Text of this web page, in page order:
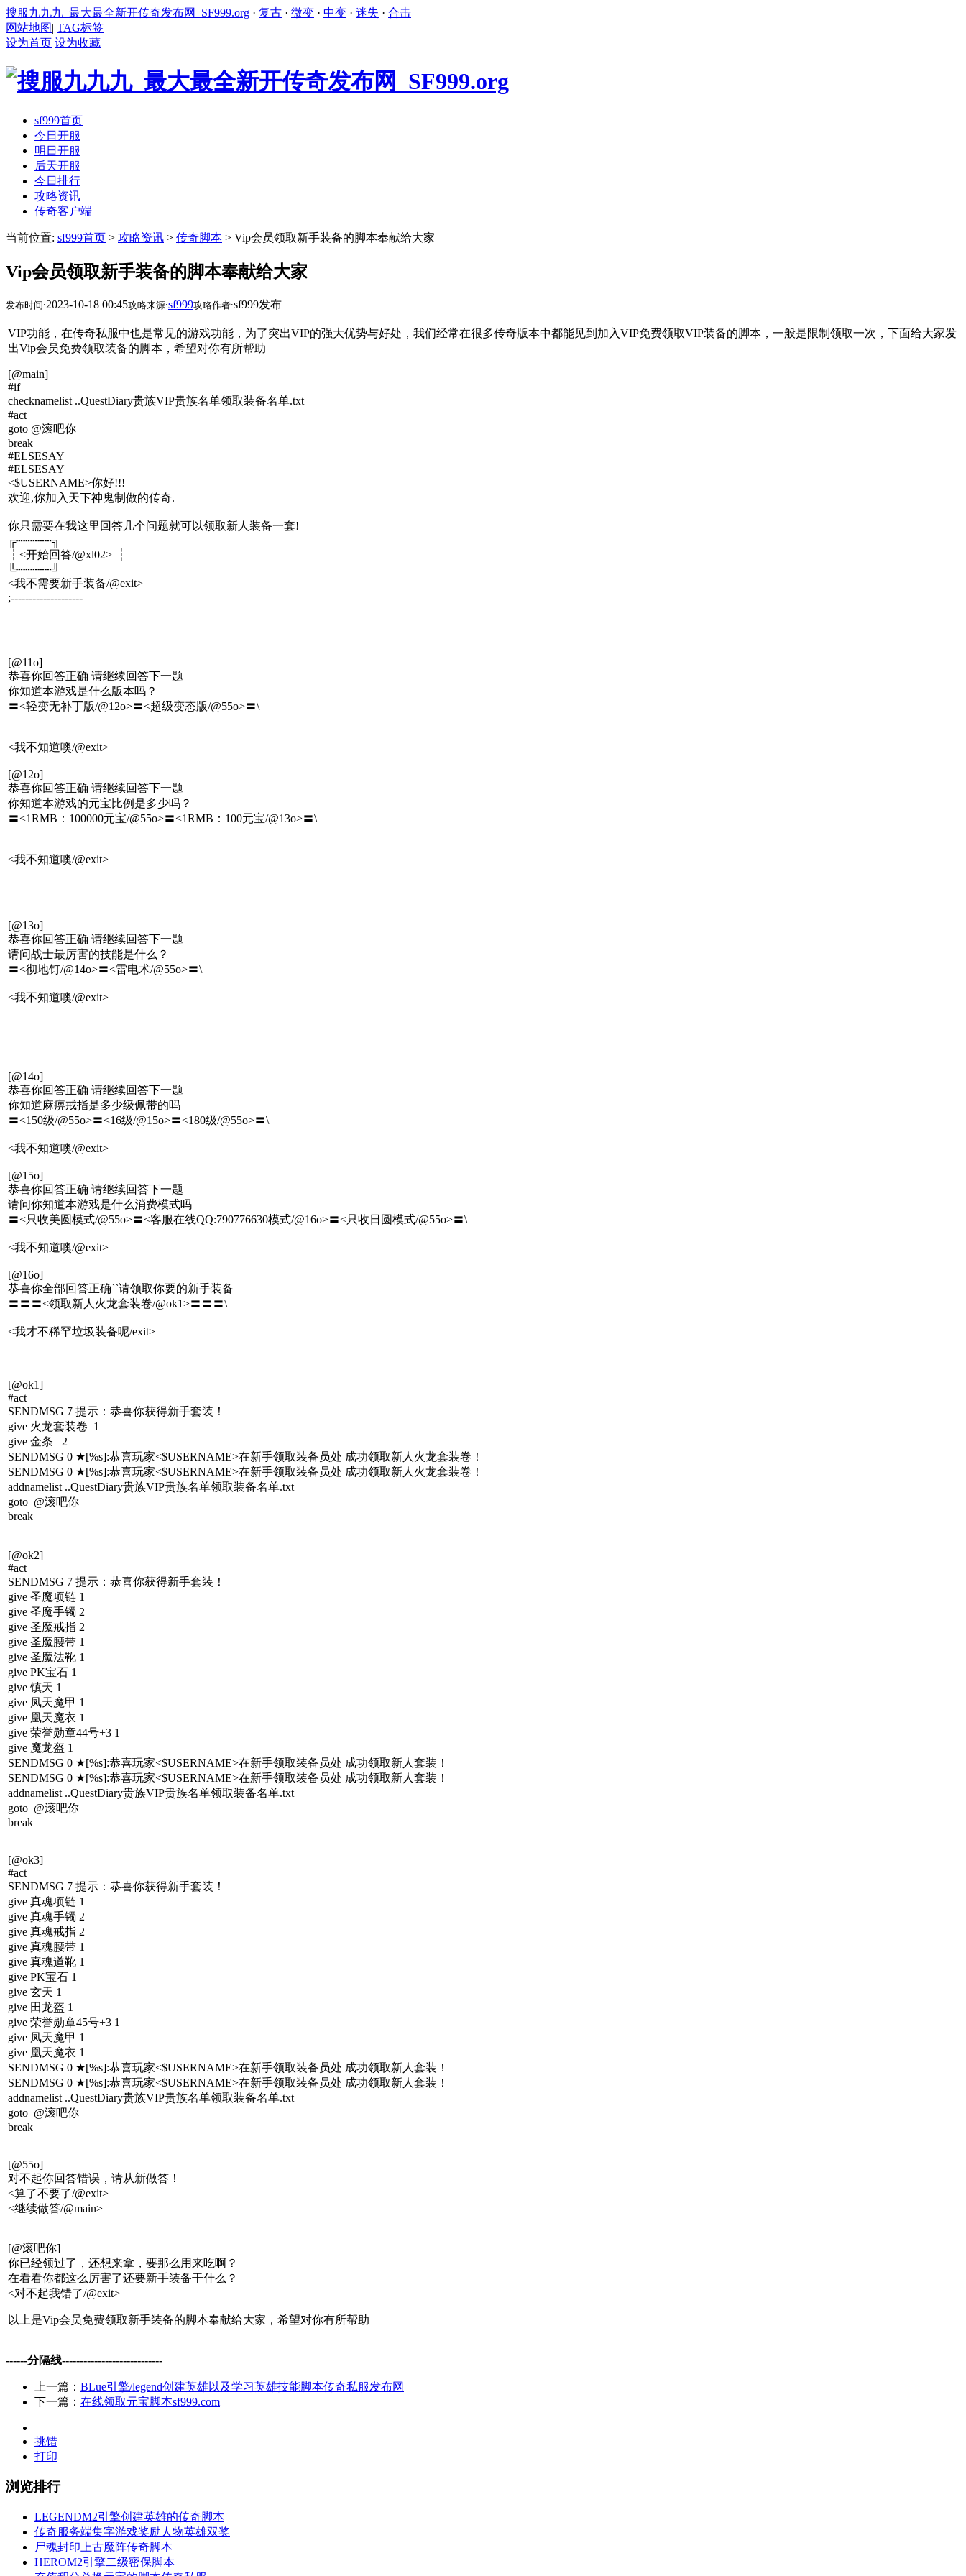
搜服九九九_最大最全新开传奇发布网_SF999.org · 复古 · 微变 · 中变 · 迷失 · 合击
网站地图| TAG标签
设为首页 设为收藏
sf999首页
今日开服
明日开服
后天开服
今日排行
攻略资讯
传奇客户端
当前位置: sf999首页 > 攻略资讯 > 传奇脚本 > Vip会员领取新手装备的脚本奉献给大家
Vip会员领取新手装备的脚本奉献给大家
发布时间:2023-10-18 00:45攻略来源:sf999攻略作者:sf999发布
VIP功能，在传奇私服中也是常见的游戏功能，为了突出VIP的强大优势与好处，我们经常在很多传奇版本中都能见到加入VIP免费领取VIP装备的脚本，一般是限制领取一次，下面给大家发
出Vip会员免费领取装备的脚本，希望对你有所帮助
[@main]
#if
checknamelist ..QuestDiary贵族VIP贵族名单领取装备名单.txt
#act
goto @滚吧你
break
#ELSESAY
#ELSESAY
<$USERNAME>你好!!!
欢迎,你加入天下神鬼制做的传奇.
你只需要在我这里回答几个问题就可以领取新人装备一套!
╔┄┄┄┄┄╗
┆<开始回答/@xl02> ┆
╚┄┄┄┄┄╝
<我不需要新手装备/@exit>
;--------------------
[@11o]
恭喜你回答正确 请继续回答下一题
你知道本游戏是什么版本吗？
〓<轻变无补丁版/@12o>〓<超级变态版/@55o>〓\
<我不知道噢/@exit>
[@12o]
恭喜你回答正确 请继续回答下一题
你知道本游戏的元宝比例是多少吗？
〓<1RMB：100000元宝/@55o>〓<1RMB：100元宝/@13o>〓\
<我不知道噢/@exit>
[@13o]
恭喜你回答正确 请继续回答下一题
请问战士最厉害的技能是什么？
〓<彻地钉/@14o>〓<雷电术/@55o>〓\
<我不知道噢/@exit>
[@14o]
恭喜你回答正确 请继续回答下一题
你知道麻痹戒指是多少级佩带的吗
〓<150级/@55o>〓<16级/@15o>〓<180级/@55o>〓\
<我不知道噢/@exit>
[@15o]
恭喜你回答正确 请继续回答下一题
请问你知道本游戏是什么消费模式吗
〓<只收美圆模式/@55o>〓<客服在线QQ:790776630模式/@16o>〓<只收日圆模式/@55o>〓\
<我不知道噢/@exit>
[@16o]
恭喜你全部回答正确``请领取你要的新手装备
〓〓〓<领取新人火龙套装卷/@ok1>〓〓〓\
<我才不稀罕垃圾装备呢/exit>
[@ok1]
#act
SENDMSG 7 提示：恭喜你获得新手套装！
give 火龙套装卷 1
give 金条 2
SENDMSG 0 ★[%s]:恭喜玩家<$USERNAME>在新手领取装备员处 成功领取新人火龙套装卷！
SENDMSG 0 ★[%s]:恭喜玩家<$USERNAME>在新手领取装备员处 成功领取新人火龙套装卷！
addnamelist ..QuestDiary贵族VIP贵族名单领取装备名单.txt
goto @滚吧你
break
[@ok2]
#act
SENDMSG 7 提示：恭喜你获得新手套装！
give 圣魔项链 1
give 圣魔手镯 2
give 圣魔戒指 2
give 圣魔腰带 1
give 圣魔法靴 1
give PK宝石 1
give 镇天 1
give 凤天魔甲 1
give 凰天魔衣 1
give 荣誉勋章44号+3 1
give 魔龙盔 1
SENDMSG 0 ★[%s]:恭喜玩家<$USERNAME>在新手领取装备员处 成功领取新人套装！
SENDMSG 0 ★[%s]:恭喜玩家<$USERNAME>在新手领取装备员处 成功领取新人套装！
addnamelist ..QuestDiary贵族VIP贵族名单领取装备名单.txt
goto @滚吧你
break
[@ok3]
#act
SENDMSG 7 提示：恭喜你获得新手套装！
give 真魂项链 1
give 真魂手镯 2
give 真魂戒指 2
give 真魂腰带 1
give 真魂道靴 1
give PK宝石 1
give 玄天 1
give 田龙盔 1
give 荣誉勋章45号+3 1
give 凤天魔甲 1
give 凰天魔衣 1
SENDMSG 0 ★[%s]:恭喜玩家<$USERNAME>在新手领取装备员处 成功领取新人套装！
SENDMSG 0 ★[%s]:恭喜玩家<$USERNAME>在新手领取装备员处 成功领取新人套装！
addnamelist ..QuestDiary贵族VIP贵族名单领取装备名单.txt
goto @滚吧你
break
[@55o]
对不起你回答错误，请从新做答！
<算了不要了/@exit>
<继续做答/@main>
[@滚吧你]
你已经领过了，还想来拿，要那么用来吃啊？
在看看你都这么厉害了还要新手装备干什么？
<对不起我错了/@exit>
以上是Vip会员免费领取新手装备的脚本奉献给大家，希望对你有所帮助
------分隔线----------------------------
上一篇： BLue引擎/legend创建英雄以及学习英雄技能脚本传奇私服发布网
下一篇： 在线领取元宝脚本sf999.com
挑错
打印
浏览排行
LEGENDM2引擎创建英雄的传奇脚本
传奇服务端集字游戏奖励人物英雄双奖
尸魂封印上古魔阵传奇脚本
HEROM2引擎二级密保脚本